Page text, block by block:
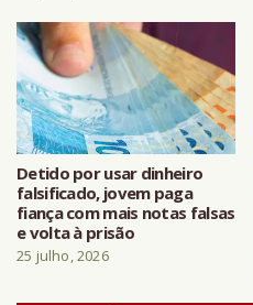
Detido por usar dinheiro
falsificado, jovem paga
fiança com mais notas falsas
e volta à prisão
25 julho, 2026